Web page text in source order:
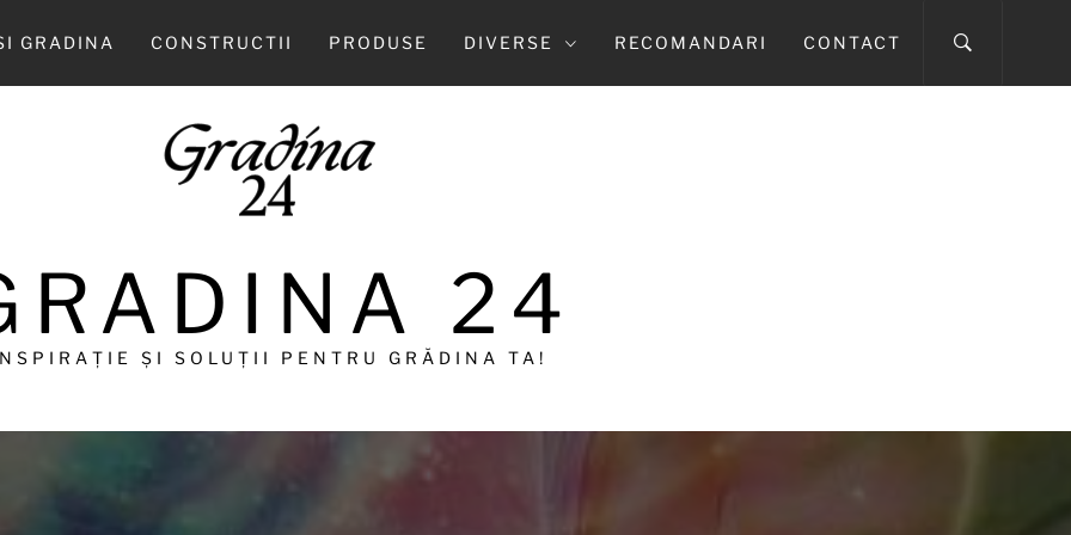
GRADINA CONSTRUCTII PRODUSE DIVERSE RECOMANDARI CONTACT
24
ȘI SOLUȚII PENTRU GRĂDINA TA!